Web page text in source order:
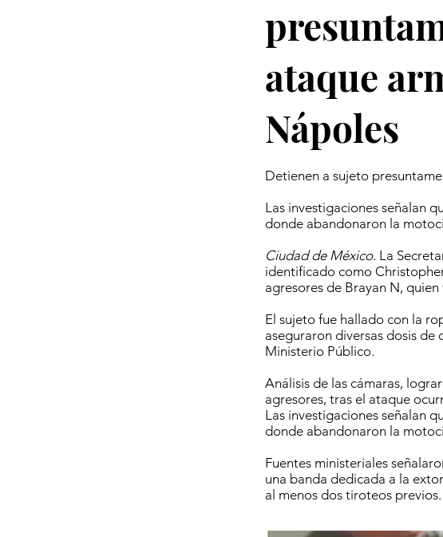
ataque
Nápoles
Detienen a sujeto
Las investigaciones señalan
donde abandonaron la
Ciudad de México. La
identificado como
agresores de Brayan N,
El sujeto fue hallado con la
aseguraron diversas dosis
Ministerio Público.
Análisis de las cámaras,
agresores, tras el ataque
Las investigaciones señalan
donde abandonaron la
Fuentes ministeriales
una banda dedicada a la
al menos dos tiroteos previos.